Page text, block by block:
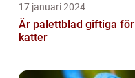
17 januari 2024
Är palettblad giftiga för
katter